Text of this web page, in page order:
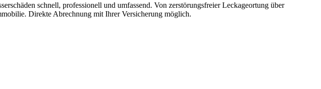
schnell, professionell und umfassend. Von zerstörungsfreier Leckageortung über
Direkte Abrechnung mit Ihrer Versicherung möglich.